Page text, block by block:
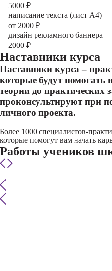
5000 ₽
написание текста (лист А4)
от 2000 ₽
дизайн рекламного баннера
2000 ₽
Наставники курса
Наставники курса –
которые будут помогать
теории до практических
проконсультируют при
личного проекта.
Более 1000 специалистов-
которые помогут вам начать
Работы учеников